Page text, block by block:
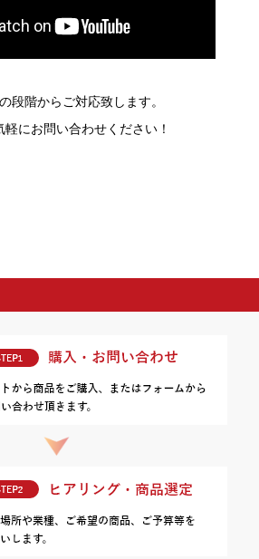
段階からご対応致します。
軽にお問い合わせください！